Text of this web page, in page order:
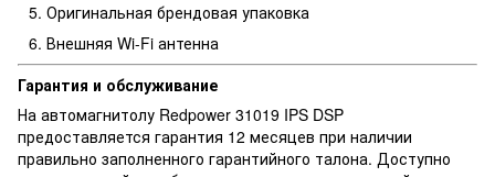
Оригинальная брендовая упаковка
Внешняя Wi-Fi антенна
Гарантия и обслуживание
На автомагнитолу Redpower 31019 IPS DSP
предоставляется гарантия 12 месяцев при наличии
правильно заполненного гарантийного талона. Доступно